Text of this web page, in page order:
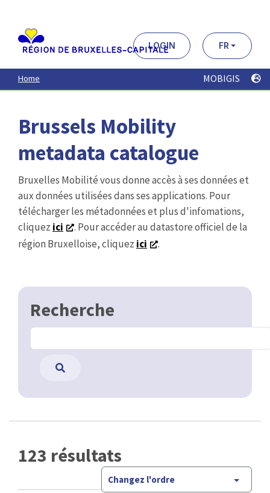
contenu
principal
LOGIN FR
Home MOBIGIS
Brussels Mobility
metadata catalogue
Bruxelles Mobilité vous donne accès à ses données et
aux données utilisées dans ses applications. Pour
télécharger les métadonnées et plus d'infomations,
cliquez ici
. Pour accéder au datastore officiel de la
région Bruxelloise, cliquez ici .
Recherche
123 résultats
Changez l'ordre